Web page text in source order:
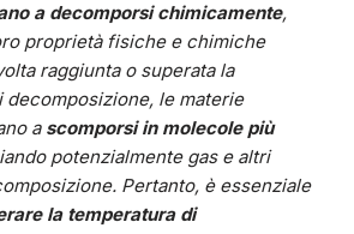
a decomporsi chimicamente,
proprietà fisiche e chimiche
raggiunta o superata la
decomposizione, le materie
ascomporsi in molecole più
potenzialmente gas e altri
Pertanto, è essenziale
la temperatura di